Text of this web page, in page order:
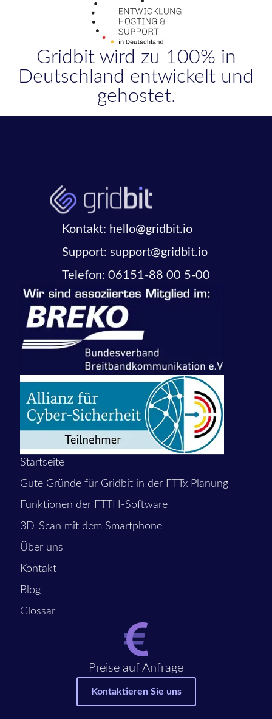
Gridbit wird zu 100% in
Deutschland entwickelt und
gehostet.
Kontakt: hello@gridbit.io
Support: support@gridbit.io
Telefon: 06151-88 00 5-00
Preise auf Anfrage
Kontaktieren Sie uns
Startseite
Gute Gründe für Gridbit in der FTTx Planung
Funktionen der FTTH-Software
3D-Scan mit dem Smartphone
Über uns
Kontakt
Blog
Glossar